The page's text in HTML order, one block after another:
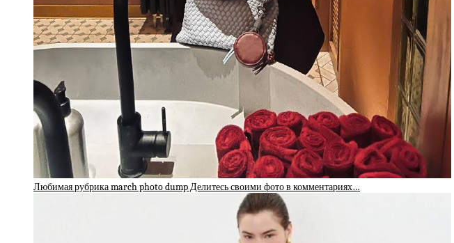
Любимая рубрика march photo dump Делитесь своими фото в комментариях…